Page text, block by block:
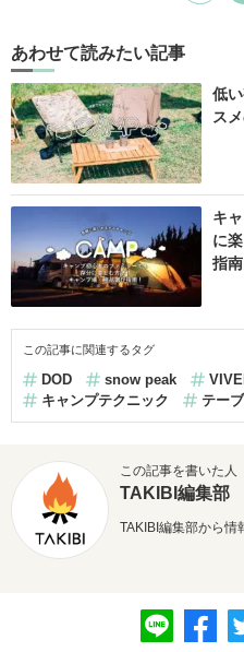
あわせて読みたい記事
低
ス
キ
に
指南
この記事に関連するタグ
DOD snow peak
キャンプテクニック
テー
この記事を書いた人
TAKIBI編集部
TAKIBI編集部から情